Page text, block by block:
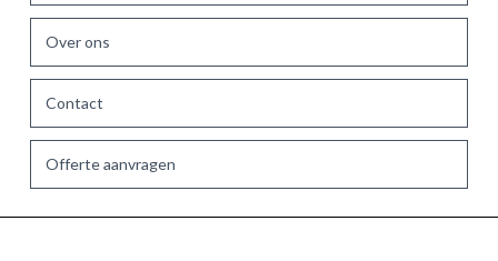
Over ons
Contact
Offerte aanvragen